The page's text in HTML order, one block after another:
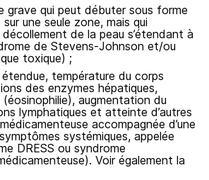
grave qui peut débuter sous forme
une seule zone, mais qui
de la peau s’étendant à
de Stevens-Johnson et/ou
toxique) ;
température du corps
des enzymes hépatiques,
augmentation du
lymphatiques et atteinte d’autres
accompagnée d’une
systémiques, appelée
DRESS ou syndrome
Voir également la